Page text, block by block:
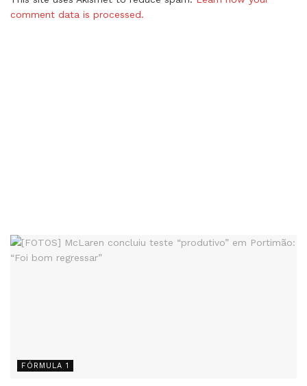
comment data is processed.
FÓRMULA 1